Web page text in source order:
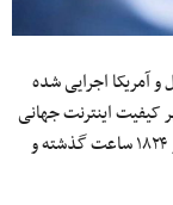
و آمریکا اجرایی شده
کیفیت اینترنت جهانی
روز جمعه ۲۵ اردیبهشت اعلام کرده اینترنت در ایران از ۱۸۲۴ ساعت گذشته و